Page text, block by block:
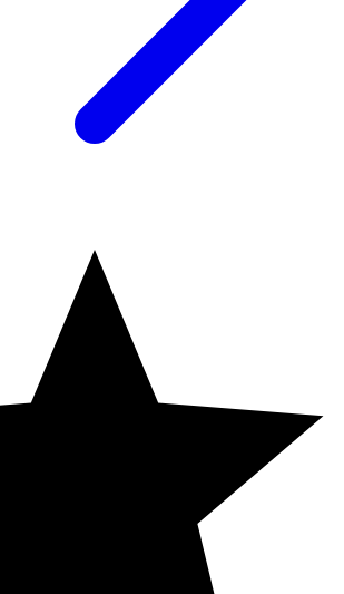
tugga eller bita i ventilen.
produkten före användning.
på skada.
vid barnets kläder med snören
skyddat från ljus och utom